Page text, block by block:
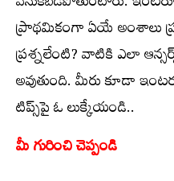
ప్రాథమికంగా ఏయే అంశాలు
ప్రశ్నలేంటి? వాటికి ఎలా
అవుతుంది. మీరు కూడా
టిప్స్‌పై ఓ లుక్కేయండి..
మీ గురించి చెప్పండి